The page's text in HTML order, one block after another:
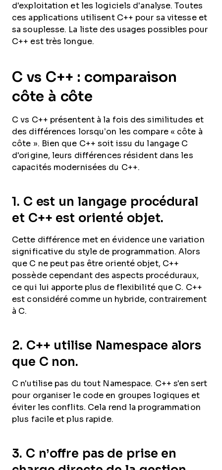
d'exploitation et les logiciels d'analyse. Toutes
ces applications utilisent C++ pour sa vitesse et
sa souplesse. La liste des usages possibles pour
C++ est très longue.
C vs C++ : comparaison
côte à côte
C vs C++ présentent à la fois des similitudes et
des différences lorsqu’on les compare « côte à
côte ». Bien que C++ soit issu du langage C
d'origine, leurs différences résident dans les
capacités modernisées du C++.
1. C est un langage procédural
et C++ est orienté objet.
Cette différence met en évidence une variation
significative du style de programmation. Alors
que C ne peut pas être orienté objet, C++
possède cependant des aspects procéduraux,
ce qui lui apporte plus de flexibilité que C. C++
est considéré comme un hybride, contrairement
à C.
2. C++ utilise Namespace alors
que C non.
C n'utilise pas du tout Namespace. C++ s'en sert
pour organiser le code en groupes logiques et
éviter les conflits. Cela rend la programmation
plus facile et plus rapide.
3. C n’offre pas de prise en